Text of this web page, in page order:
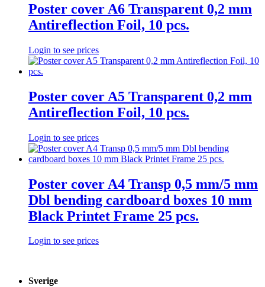
Poster cover A6 Transparent 0,2 mm
Antireflection Foil, 10 pcs.
Login to see prices
Poster cover A5 Transparent 0,2 mm
Antireflection Foil, 10 pcs.
Login to see prices
Poster cover A4 Transp 0,5 mm/5 mm
Dbl bending cardboard boxes 10 mm
Black Printet Frame 25 pcs.
Login to see prices
Sverige